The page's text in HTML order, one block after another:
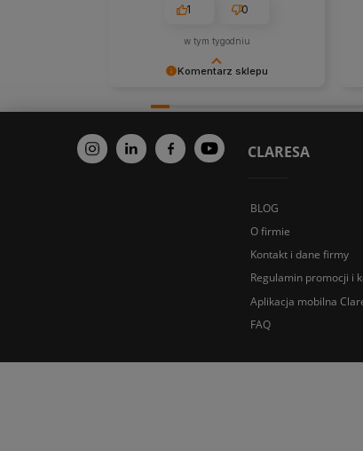
Komentarz sklepu
Twoja recenzja wiele dla nas znaczy
- dzięki niej wiemy, że jesteśmy na
właściwym torze :) Z
pozdrowieniami, obsługa sklepu.
wszystko super, polecam.❤️
1 0
w tym tygodniu
CLARESA
BLOG
O firmie
Kontakt i dane firmy
Regulamin promocji i
Aplikacja mobilna
FAQ